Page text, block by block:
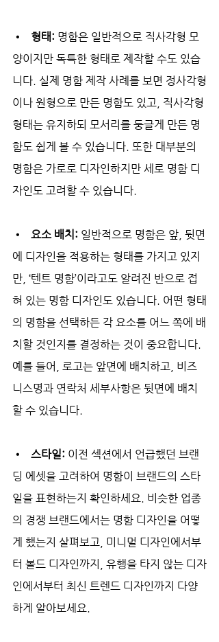
•   형태: 명함은 일반적으로 직사각형 모
양이지만 독특한 형태로 제작할 수도 있습
니다. 실제 명함 제작 사례를 보면 정사각형
이나 원형으로 만든 명함도 있고, 직사각형
형태는 유지하되 모서리를 둥글게 만든 명
함도 쉽게 볼 수 있습니다. 또한 대부분의
명함은 가로로 디자인하지만 세로 명함 디
자인도 고려할 수 있습니다.
•   요소 배치: 일반적으로 명함은 앞, 뒷면
에 디자인을 적용하는 형태를 가지고 있지
만, ‘텐트 명함’이라고도 알려진 반으로 접
혀 있는 명함 디자인도 있습니다. 어떤 형태
의 명함을 선택하든 각 요소를 어느 쪽에 배
치할 것인지를 결정하는 것이 중요합니다.
예를 들어, 로고는 앞면에 배치하고, 비즈
니스명과 연락처 세부사항은 뒷면에 배치
할 수 있습니다.
•   스타일: 이전 섹션에서 언급했던 브랜
딩 에셋을 고려하여 명함이 브랜드의 스타
일을 표현하는지 확인하세요. 비슷한 업종
의 경쟁 브랜드에서는 명함 디자인을 어떻
게 했는지 살펴보고, 미니멀 디자인에서부
터 볼드 디자인까지, 유행을 타지 않는 디자
인에서부터 최신 트렌드 디자인까지 다양
하게 알아보세요.